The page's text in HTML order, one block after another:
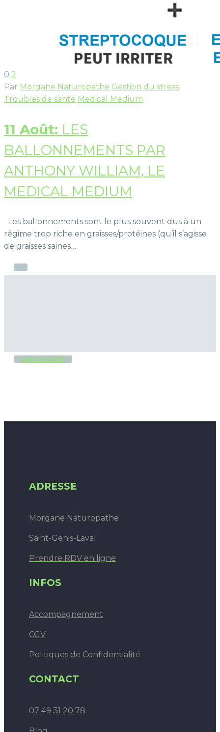
0 2
Par Morgane Naturopathe Gestion du stress
Troubles de santé Medical Medium
11 Août: LES
BALLONNEMENTS PAR
ANTHONY WILLIAM, LE
MEDICAL MEDIUM
Les ballonnements sont le plus souvent dus à un
régime trop riche en graisses/protéines (qu’il s’agisse
de graisses saines…
LIRE LA SUITE
ADRESSE
Morgane Naturopathe
Saint-Genis-Laval
Prendre RDV en ligne
INFOS
Accompagnement
CGV
Politiques de Confidentialité
CONTACT
07 49 31 20 78